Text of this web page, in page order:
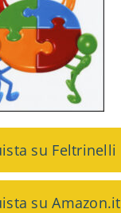
su Feltrinelli
su Amazon.it